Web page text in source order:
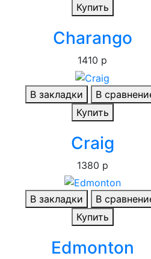
Купить
Charango
1410 р
В закладки
В
Купить
Craig
1380 р
В закладки
В
Купить
Edmonton